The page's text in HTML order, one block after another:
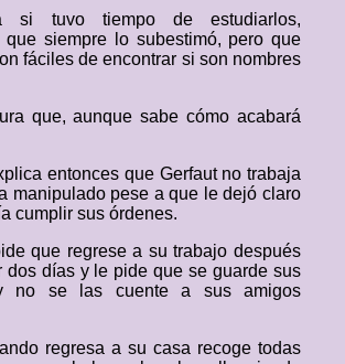
si tuvo tiempo de estudiarlos,
que siempre lo subestimó, pero que
fáciles de encontrar si son nombres
que, aunque sabe cómo acabará
entonces que Gerfaut no trabaja
manipulado pese a que le dejó claro
cumplir sus órdenes.
que regrese a su trabajo después
dos días y le pide que se guarde sus
no se las cuente a sus amigos
regresa a su casa recoge todas